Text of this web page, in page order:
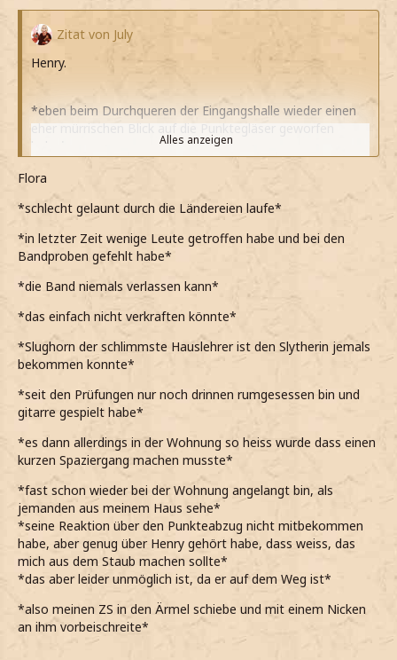
Zitat von July
Henry.
*eben beim Durchqueren der Eingangshalle wieder einen
eher mürrischen Blick auf die Punktegläser geworfen
*es mich wirklich fuchst, dass Slytherin auf den letzten
Platz abgefallen ist*
wieso das passiert ist*
beim letzten Treffen des Slugclubs darüber geplaudert
hat*
*deshalb wohl einfach froh sein sollte, dass auf das
Quidditchteam von Slytherin Verlass ist*
*das Schloss verlasse und mich in Sportkleidung auf den
Weg zu einer Joggingrunde mache*
Alles anzeigen
Flora
*schlecht gelaunt durch die Ländereien laufe*
*in letzter Zeit wenige Leute getroffen habe und bei den
Bandproben gefehlt habe*
*die Band niemals verlassen kann*
*das einfach nicht verkraften könnte*
*Slughorn der schlimmste Hauslehrer ist den Slytherin jemals
bekommen konnte*
*seit den Prüfungen nur noch drinnen rumgesessen bin und
gitarre gespielt habe*
*es dann allerdings in der Wohnung so heiss wurde dass einen
kurzen Spaziergang machen musste*
*fast schon wieder bei der Wohnung angelangt bin, als
jemanden aus meinem Haus sehe*
*seine Reaktion über den Punkteabzug nicht mitbekommen
habe, aber genug über Henry gehört habe, dass weiss, das
mich aus dem Staub machen sollte*
*das aber leider unmöglich ist, da er auf dem Weg ist*
*also meinen ZS in den Ärmel schiebe und mit einem Nicken
an ihm vorbeischreite*